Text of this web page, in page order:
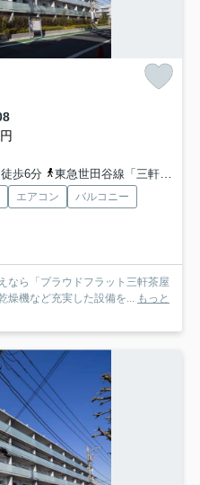
歩6分
東急世田谷線「三軒茶屋」駅 徒歩10分
エアコン
バルコニー
なら「プラウドフラット三軒茶屋
機など充実した設備を...
もっと